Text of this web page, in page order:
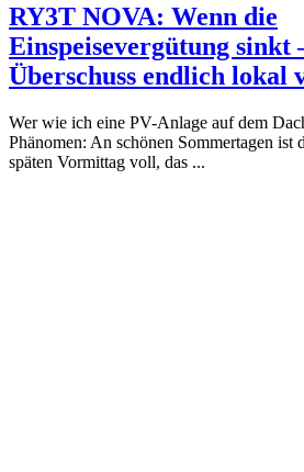
RY3T NOVA: Wenn die
Einspeisevergütung sinkt
Überschuss endlich lokal
Wer wie ich eine PV-Anlage auf dem
Phänomen: An schönen Sommertagen ist
späten Vormittag voll, das ...